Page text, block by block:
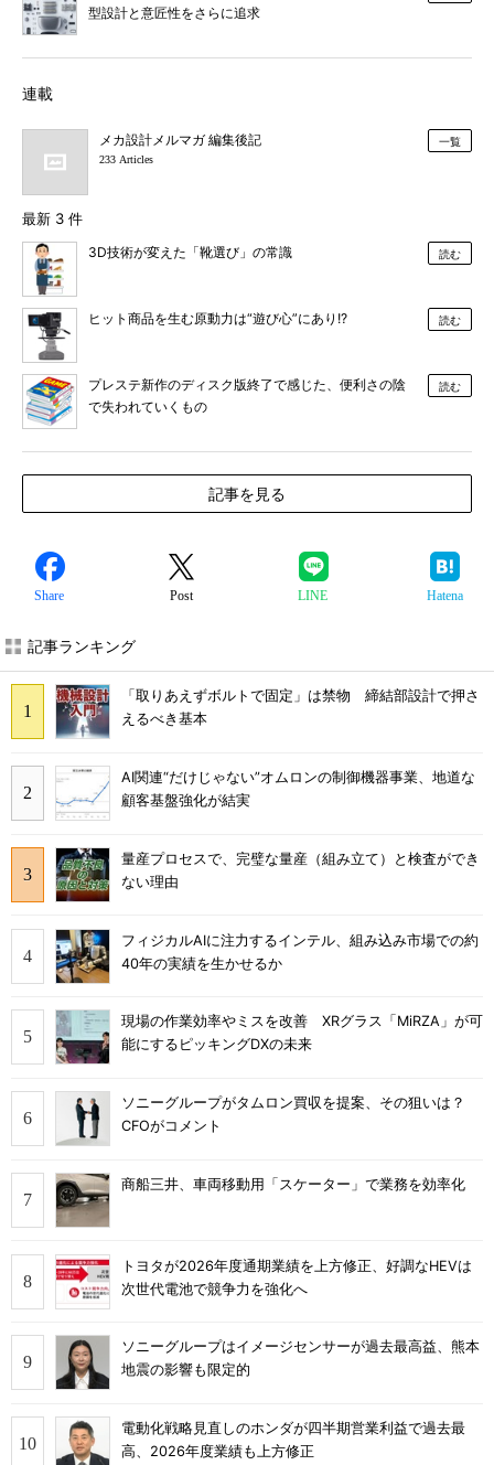
型設計と意匠性をさらに追求
連載
メカ設計メルマガ 編集後記
233 Articles
一覧
最新 3 件
3D技術が変えた「靴選び」の常識 読む
ヒット商品を生む原動力は“遊び心”にあり!? 読む
プレステ新作のディスク版終了で感じた、便利さの陰
で失われていくもの
読む
記事を見る
Share Post LINE Hatena
記事ランキング
「取りあえずボルトで固定」は禁物 締結部設計で押さ
えるべき基本
AI関連“だけじゃない”オムロンの制御機器事業、地道な
顧客基盤強化が結実
量産プロセスで、完璧な量産（組み立て）と検査ができ
ない理由
フィジカルAIに注力するインテル、組み込み市場での約
40年の実績を生かせるか
現場の作業効率やミスを改善 XRグラス「MiRZA」が可
能にするピッキングDXの未来
ソニーグループがタムロン買収を提案、その狙いは？
CFOがコメント
商船三井、車両移動用「スケーター」で業務を効率化
トヨタが2026年度通期業績を上方修正、好調なHEVは
次世代電池で競争力を強化へ
ソニーグループはイメージセンサーが過去最高益、熊本
地震の影響も限定的
電動化戦略見直しのホンダが四半期営業利益で過去最
高、2026年度業績も上方修正